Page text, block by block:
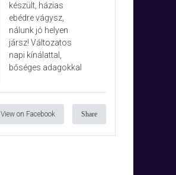
készült, házias
ebédre vágysz,
nálunk jó helyen
jársz! Változatos
napi kínálattal,
bőséges adagokkal
View on Facebook Share